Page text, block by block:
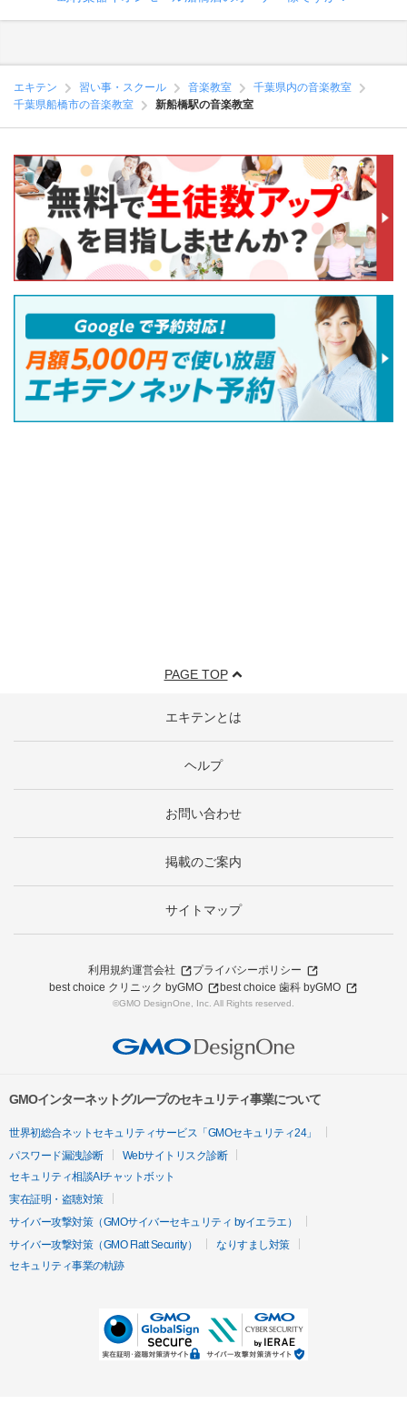
エキテン 習い事・スクール 音楽教室
千葉県内の音楽教室
千葉県船橋市の音楽教室
新船橋駅の音楽教室
PAGE TOP
エキテンとは
ヘルプ
お問い合わせ
掲載のご案内
サイトマップ
利用規約運営会社
プライバシーポリシー
best choice クリニック byGMO
best choice 歯科 byGMO
©GMO DesignOne, Inc. All Rights reserved.
GMOインターネットグループのセキュリティ事業について
世界初総合ネットセキュリティサービス「GMOセキュリティ24」
パスワード漏洩診断
Webサイトリスク診断
セキュリティ相談AIチャットボット
実在証明・盗聴対策
サイバー攻撃対策（GMOサイバーセキュリティ byイエラエ）
サイバー攻撃対策（GMO Flatt Security）
なりすまし対策
セキュリティ事業の軌跡